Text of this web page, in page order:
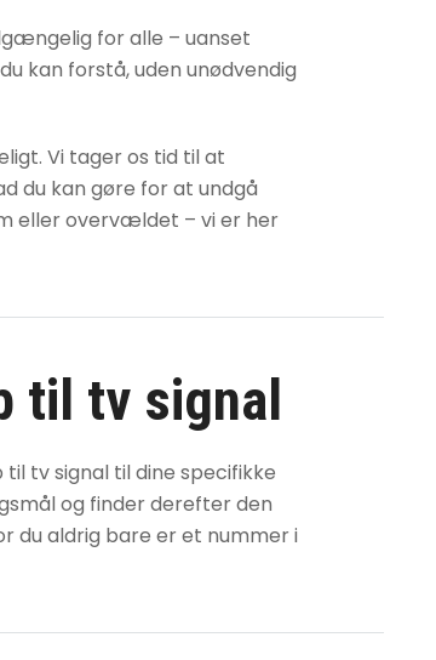
for alle – uanset
kan forstå, uden unødvendig
Vi tager os tid til at
du kan gøre for at undgå
eller overvældet – vi er her
til tv signal
tv signal til dine specifikke
og finder derefter den
du aldrig bare er et nummer i